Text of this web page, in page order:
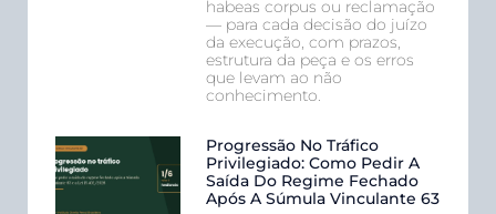
habeas corpus ou reclamação
— para cada decisão do juízo
da execução, com prazos,
estrutura da peça e os erros
que levam ao não
conhecimento.
Progressão No Tráfico
Privilegiado: Como Pedir A
Saída Do Regime Fechado
Após A Súmula Vinculante 63